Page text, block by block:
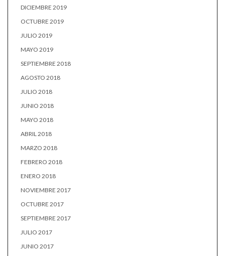
DICIEMBRE 2019
OCTUBRE 2019
JULIO 2019
MAYO 2019
SEPTIEMBRE 2018
AGOSTO 2018
JULIO 2018
JUNIO 2018
MAYO 2018
ABRIL 2018
MARZO 2018
FEBRERO 2018
ENERO 2018
NOVIEMBRE 2017
OCTUBRE 2017
SEPTIEMBRE 2017
JULIO 2017
JUNIO 2017